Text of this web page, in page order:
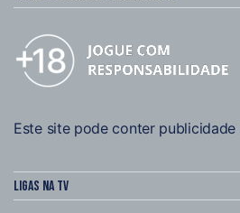
Este site pode conter
Ligas na TV